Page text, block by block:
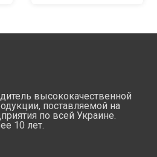
высококачественной
поставляемой на
по всей Украине.
10 лет.